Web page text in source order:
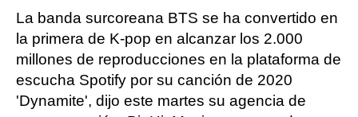
La banda surcoreana BTS se ha convertido en
la primera de K-pop en alcanzar los 2.000
millones de reproducciones en la plataforma de
escucha Spotify por su canción de 2020
'Dynamite', dijo este martes su agencia de